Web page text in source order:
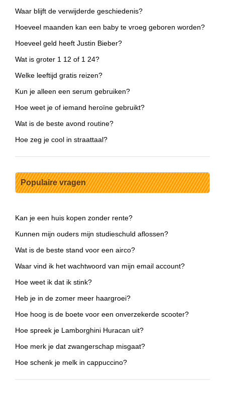
Waar blijft de verwijderde geschiedenis?
Hoeveel maanden kan een baby te vroeg geboren worden?
Hoeveel geld heeft Justin Bieber?
Wat is groter 1 12 of 1 24?
Welke leeftijd gratis reizen?
Kun je alleen een serum gebruiken?
Hoe weet je of iemand heroïne gebruikt?
Wat is de beste avond routine?
Hoe zeg je cool in straattaal?
Populaire vragen
Kan je een huis kopen zonder rente?
Kunnen mijn ouders mijn studieschuld aflossen?
Wat is de beste stand voor een airco?
Waar vind ik het wachtwoord van mijn email account?
Hoe weet ik dat ik stink?
Heb je in de zomer meer haargroei?
Hoe hoog is de boete voor een onverzekerde scooter?
Hoe spreek je Lamborghini Huracan uit?
Hoe merk je dat zwangerschap misgaat?
Hoe schenk je melk in cappuccino?